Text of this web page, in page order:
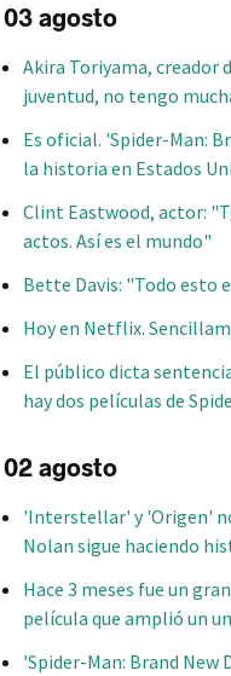
03 agosto
Akira Toriyama, creador
juventud, no tengo
Es oficial. 'Spider-Man:
la historia en Estados
Clint Eastwood, actor:
actos. Así es el mundo"
Bette Davis: "Todo esto
Hoy en Netflix.
El público dicta
hay dos películas de
02 agosto
'Interstellar' y 'Origen'
Nolan sigue haciendo
Hace 3 meses fue un
película que amplió un
'Spider-Man: Brand New